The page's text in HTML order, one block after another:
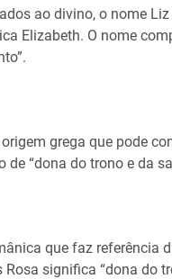
ao divino, o nome
Elizabeth. O nome
grega que pode
“dona do trono e da
que faz referência
significa “dona do